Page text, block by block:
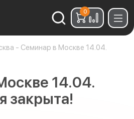
Найти:
0
- Семинар в Москве 14.04.
14.04.
закрыта!